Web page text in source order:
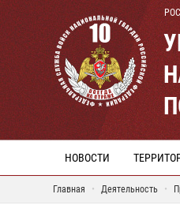
НОВОСТИ
Главная Деятельность